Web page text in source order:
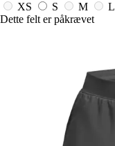
XS
S M L
Dette felt er påkrævet